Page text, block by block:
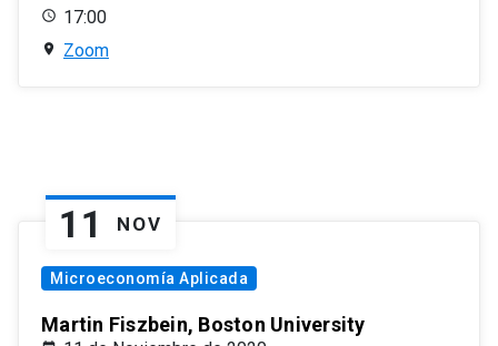
17:00
Zoom
11 NOV
Microeconomía Aplicada
Martin Fiszbein, Boston University